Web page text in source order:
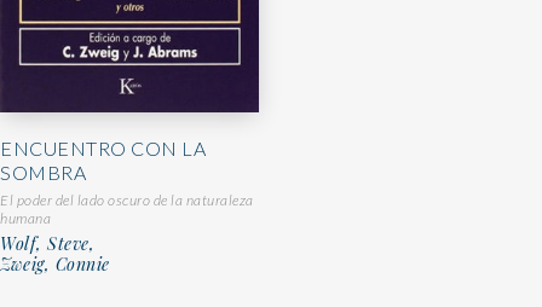
ENCUENTRO CON LA
SOMBRA
El poder del lado oscuro de la naturaleza
humana
Wolf, Steve,
Zweig, Connie